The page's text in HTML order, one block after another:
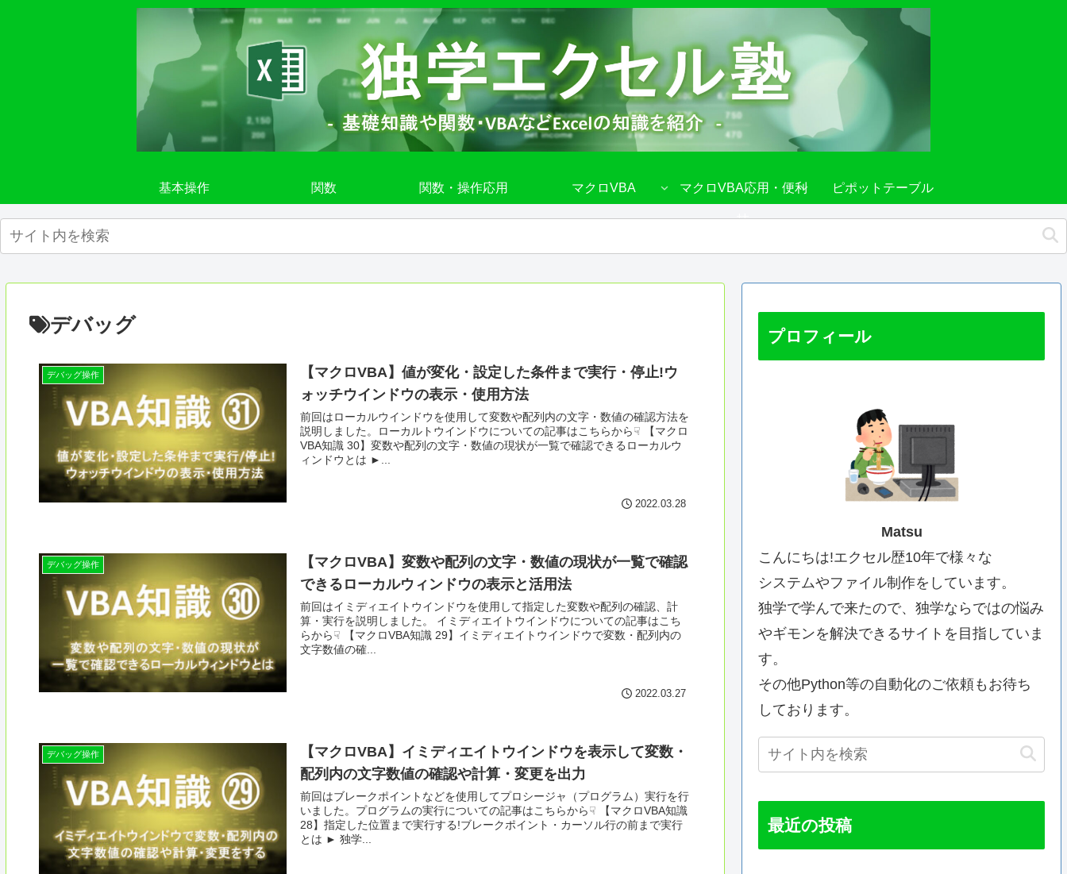
基本操作 関数 関数・操作応用 マクロVBA マクロVBA応用・便利
技
ピポットテーブル
デバッグ
デバッグ操作
【マクロVBA】値が変化・設定した条件まで実行・停止!ウ
ォッチウインドウの表示・使用方法
前回はローカルウインドウを使用して変数や配列内の文字・数値の確認方法を
説明しました。ローカルトウインドウについての記事はこちらから☟ 【マクロ
VBA知識 30】変数や配列の文字・数値の現状が一覧で確認できるローカルウ
ィンドウとは ►...
2022.03.28
デバッグ操作
【マクロVBA】変数や配列の文字・数値の現状が一覧で確認
できるローカルウィンドウの表示と活用法
前回はイミディエイトウインドウを使用して指定した変数や配列の確認、計
算・実行を説明しました。 イミディエイトウインドウについての記事はこち
らから☟ 【マクロVBA知識 29】イミディエイトウインドウで変数・配列内の
文字数値の確...
2022.03.27
デバッグ操作
【マクロVBA】イミディエイトウインドウを表示して変数・
配列内の文字数値の確認や計算・変更を出力
前回はブレークポイントなどを使用してプロシージャ（プログラム）実行を行
いました。プログラムの実行についての記事はこちらから☟ 【マクロVBA知識
28】指定した位置まで実行する!ブレークポイント・カーソル行の前まで実行
とは ► 独学...
プロフィール
Matsu
こんにちは!エクセル歴10年で様々な
システムやファイル制作をしています。
独学で学んで来たので、独学ならではの悩み
やギモンを解決できるサイトを目指していま
す。
その他Python等の自動化のご依頼もお待ち
しております。
最近の投稿